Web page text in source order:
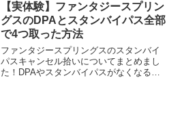
【実体験】ファンタジースプリン
グスのDPAとスタンバイパス全部
で4つ取った方法
ファンタジースプリングスのスタンバイ
パスキャンセル拾いについてまとめまし
た！DPAやスタンバイパスがなくなる時